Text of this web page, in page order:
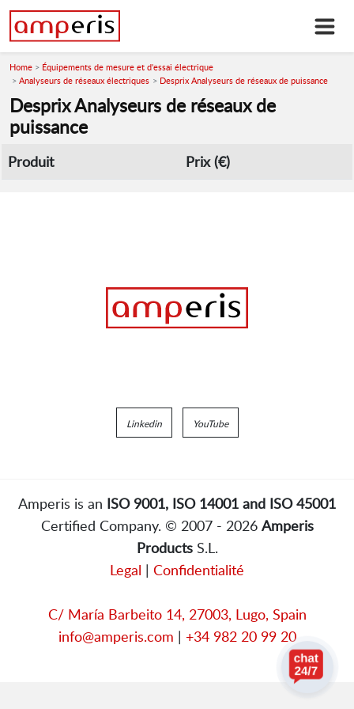
Home
Équipements de mesure et d'essai électrique
Analyseurs de réseaux électriques
Desprix Analyseurs de réseaux de puissance
Desprix Analyseurs de réseaux de
puissance
Produit Prix (€)
Linkedin YouTube
Amperis is an ISO 9001, ISO 14001 and ISO 45001
Certified Company. © 2007 - 2026 Amperis
ProductsS.L.
Legal | Confidentialité
C/ María Barbeito 14, 27003, Lugo, Spain
info@amperis.com | +34 982 20 99 20